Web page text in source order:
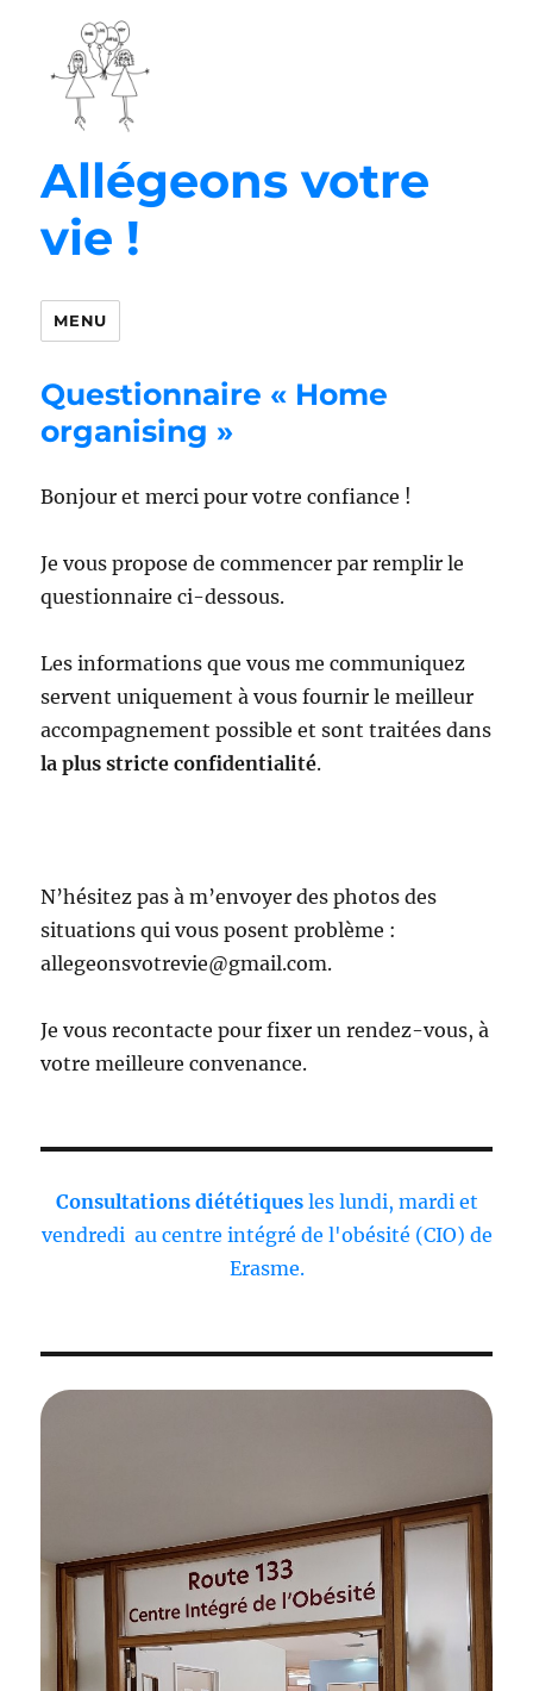
Allégeons votre
vie !
MENU
Questionnaire « Home
organising »
Bonjour et merci pour votre confiance !
Je vous propose de commencer par remplir le
questionnaire ci-dessous.
Les informations que vous me communiquez
servent uniquement à vous fournir le meilleur
accompagnement possible et sont traitées dans
la plus stricte confidentialité.
N’hésitez pas à m’envoyer des photos des
situations qui vous posent problème :
allegeonsvotrevie@gmail.com.
Je vous recontacte pour fixer un rendez-vous, à
votre meilleure convenance.
Consultations diététiquesles lundi, mardi et
vendredi au centre intégré de l'obésité (CIO) de
Erasme.